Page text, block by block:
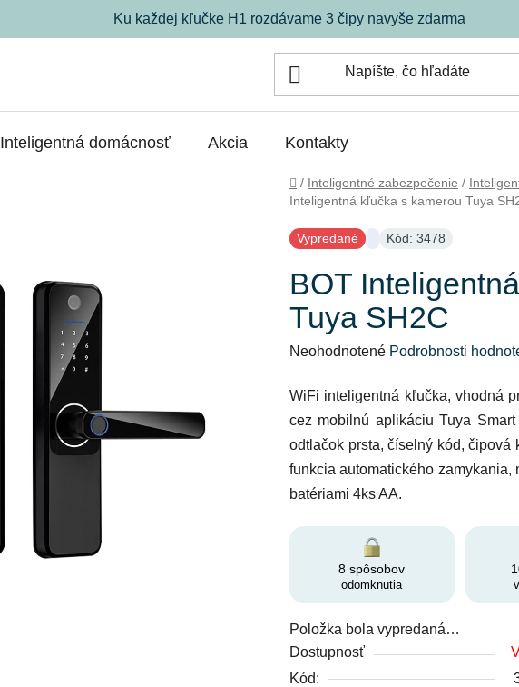
Ku každej kľučke H1 rozdávame 3 čipy navyše zdarma
Inteligentná domácnosť Akcia Kontakty
Domov
/ Inteligentné zabezpečenie /
Inteligentná kľučka s kamerou Tuya
Vypredané Kód: 3478
BOT
Tuya SH2C
Priemerné
produktu
je
0,0
z
5
Neohodnotené Podrobnosti
WiFi inteligentná kľučka, vhodná
cez mobilnú aplikáciu Tuya
odtlačok prsta, číselný kód, čipová
funkcia automatického
batériami 4ks AA.
8 spôsobov
odomknutia
Položka bola vypredaná…
Dostupnosť
Kód: